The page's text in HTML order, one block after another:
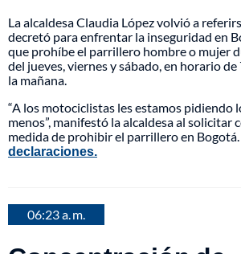
La alcaldesa Claudia López volvió a
decretó para enfrentar la inseguridad en
que prohíbe el parrillero hombre o mujer
del jueves, viernes y sábado, en horario de
la mañana.
“A los motociclistas les estamos pidiendo
menos”, manifestó la alcaldesa al solicitar
medida de prohibir el parrillero en Bogotá.
declaraciones.
06:23 a. m.